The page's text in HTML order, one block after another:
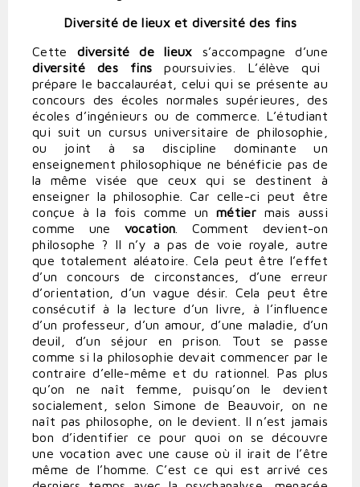
Diversité de lieux et diversité des fins
Cette diversité de lieux s’accompagne d’une
diversité des fins poursuivies. L’élève qui
prépare le baccalauréat, celui qui se présente au
concours des écoles normales supérieures, des
écoles d’ingénieurs ou de commerce. L’étudiant
qui suit un cursus universitaire de philosophie,
ou joint à sa discipline dominante un
enseignement philosophique ne bénéficie pas de
la même visée que ceux qui se destinent à
enseigner la philosophie. Car celle-ci peut être
conçue à la fois comme un métiermais aussi
comme une vocation . Comment devient-on
philosophe ? Il n’y a pas de voie royale, autre
que totalement aléatoire. Cela peut être l’effet
d’un concours de circonstances, d’une erreur
d’orientation, d’un vague désir. Cela peut être
consécutif à la lecture d’un livre, à l’influence
d’un professeur, d’un amour, d’une maladie, d’un
deuil, d’un séjour en prison. Tout se passe
comme si la philosophie devait commencer par le
contraire d’elle-même et du rationnel. Pas plus
qu’on ne naît femme, puisqu’on le devient
socialement, selon Simone de Beauvoir, on ne
naît pas philosophe, on le devient. Il n’est jamais
bon d’identifier ce pour quoi on se découvre
une vocation avec une cause où il irait de l’être
même de l’homme. C’est ce qui est arrivé ces